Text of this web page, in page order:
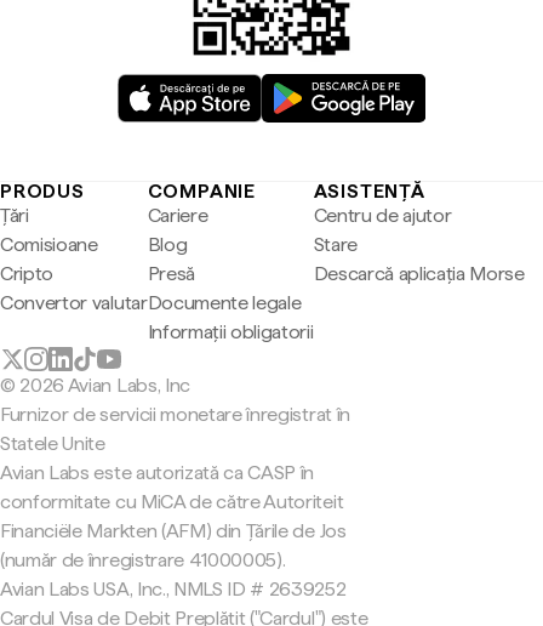
PRODUS
Țări
Comisioane
Cripto
Convertor valutar
COMPANIE
Cariere
Blog
Presă
Documente legale
Informații obligatorii
ASISTENȚĂ
Centru de ajutor
Stare
Descarcă aplicația Morse
© 2026 Avian Labs, Inc
Furnizor de servicii monetare înregistrat în
Statele Unite
Avian Labs este autorizată ca CASP în
conformitate cu MiCA de către Autoriteit
Financiële Markten (AFM) din Țările de Jos
(număr de înregistrare 41000005).
Avian Labs USA, Inc., NMLS ID # 2639252
Cardul Visa de Debit Preplătit ("Cardul") este